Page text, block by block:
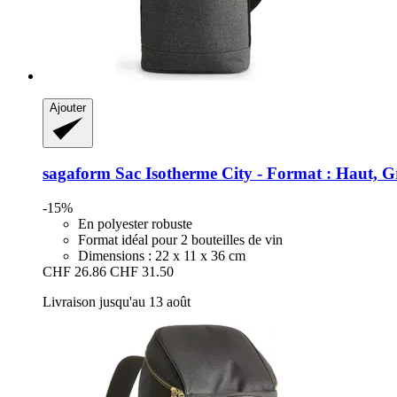
Ajouter
sagaform Sac Isotherme City -​ Format : Haut,
-15%
En polyester robuste
Format idéal pour 2 bouteilles de vin
Dimensions : 22 x 11 x 36 cm
CHF 26.86 CHF 31.50
Livraison jusqu'au 13 août